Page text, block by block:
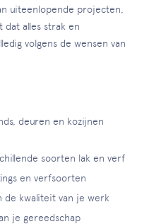
uiteenlopende projecten,
dat alles strak en
volgens de wensen van
deuren en kozijnen
soorten lak en verf
en verfsoorten
de kwaliteit van je werk
je gereedschap